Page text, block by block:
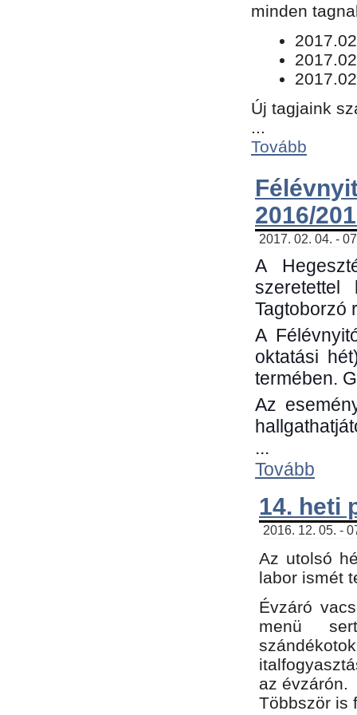
minden
Új tagjaink
...
Tovább
2016/
2017. 02. 04. -
A
Tagtoborzó
A
oktatási
termében.
Az
...
Tovább
14. heti
2016. 12. 05. -
Az utolsó
labor ismét
Évzáró
menü
az évzárón.
Többször is